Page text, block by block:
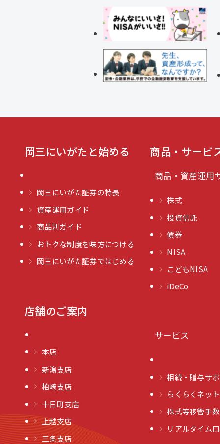
岡三にいがたと始める
岡三にいがた証券の特長
資産運用ガイド
商品別ガイド
おトクな制度を味方につける
岡三にいがた証券ではじめる
商品・サービ
商品・資産運用
株式
投資信託
債券
NISA
こどもNISA
iDeCo
サービス
相続・贈与サ
らくらくネッ
株式等移管手
リアルタイム
店舗のご案内
本店
新潟支店
柏崎支店
十日町支店
上越支店
三条支店